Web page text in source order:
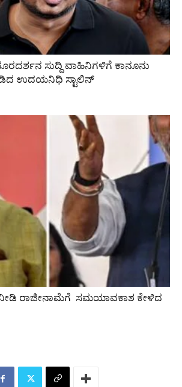
ಸುದ್ದಿ ವಾಹಿನಿಗಳಿಗೆ ಕಾನೂನು
ಉದಯನಿಧಿ ಸ್ಟಾಲಿನ್
ರಾಜೀನಾಮೆಗೆ ಸಮಯಾವಕಾಶ ಕೇಳಿದ